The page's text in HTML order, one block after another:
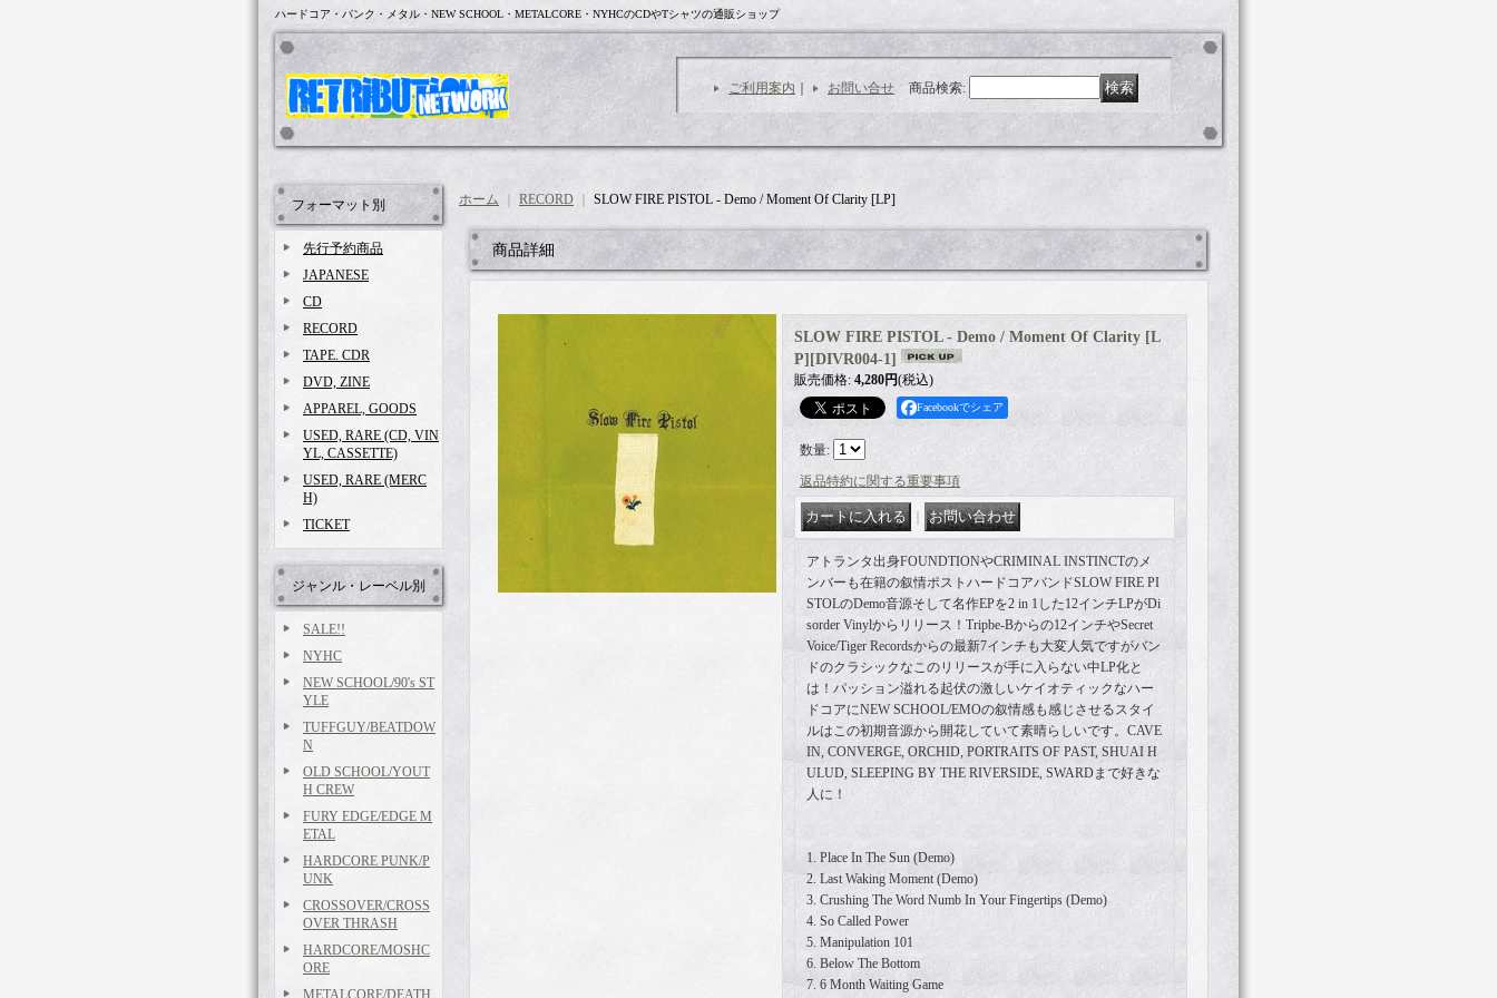
ハードコア・パンク・メタル・NEW SCHOOL・METALCORE・NYHCのCDやTシャツの通販ショップ
ご利用案内 お問い合せ 商品検索:
フォーマット別
先行予約商品
JAPANESE
CD
RECORD
TAPE. CDR
DVD, ZINE
APPAREL, GOODS
USED, RARE (CD, VIN
YL, CASSETTE)
USED, RARE (MERC
H)
TICKET
ジャンル・レーベル別
SALE!!
NYHC
NEW SCHOOL/90's ST
YLE
TUFFGUY/BEATDOW
N
OLD SCHOOL/YOUT
H CREW
FURY EDGE/EDGE M
ETAL
HARDCORE PUNK/P
UNK
CROSSOVER/CROSS
OVER THRASH
HARDCORE/MOSHC
ORE
METALCORE/DEATH
ホーム RECORD SLOW FIRE PISTOL - Demo / Moment Of Clarity [LP]
商品詳細
SLOW FIRE PISTOL - Demo / Moment Of Clarity [L
P] [DIVR004-1]
販売価格: 4,280円(税込)
Facebookでシェア
数量:
返品特約に関する重要事項
アトランタ出身FOUNDTIONやCRIMINAL INSTINCTのメ
ンバーも在籍の叙情ポストハードコアバンドSLOW FIRE PI
STOLのDemo音源そして名作EPを2 in 1した12インチLPがDi
sorder Vinylからリリース！Tripbe-Bからの12インチやSecret
Voice/Tiger Recordsからの最新7インチも大変人気ですがバン
ドのクラシックなこのリリースが手に入らない中LP化と
は！パッション溢れる起伏の激しいケイオティックなハー
ドコアにNEW SCHOOL/EMOの叙情感も感じさせるスタイ
ルはこの初期音源から開花していて素晴らしいです。CAVE
IN, CONVERGE, ORCHID, PORTRAITS OF PAST, SHUAI H
ULUD, SLEEPING BY THE RIVERSIDE, SWARDまで好きな
人に！
1. Place In The Sun (Demo)
2. Last Waking Moment (Demo)
3. Crushing The Word Numb In Your Fingertips (Demo)
4. So Called Power
5. Manipulation 101
6. Below The Bottom
7. 6 Month Waiting Game